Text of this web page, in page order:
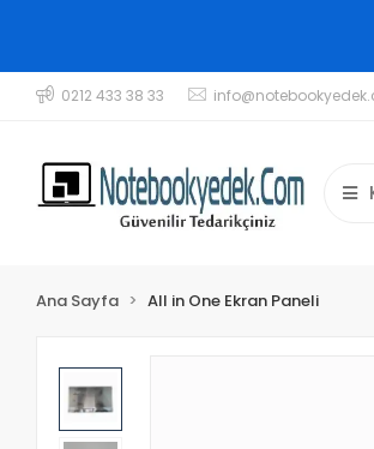
0212 433 38 33
Ana Sayfa All in One Ekran Paneli